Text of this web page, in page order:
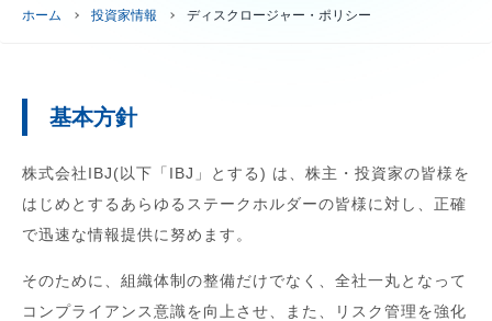
ホーム 投資家情報 ディスクロージャー・ポリシー
基本方針
株式会社IBJ(以下「IBJ」とする) は、株主・投資家の皆様を
はじめとするあらゆるステークホルダーの皆様に対し、正確
で迅速な情報提供に努めます。
そのために、組織体制の整備だけでなく、全社一丸となって
コンプライアンス意識を向上させ、また、リスク管理を強化